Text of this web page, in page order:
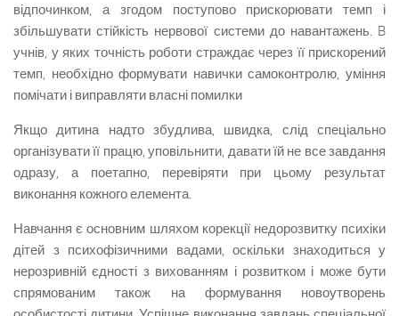
відпочинком, а згодом поступово прискорювати темп і
збільшувати стійкість нервової системи до навантажень. B
учнів, у яких точність роботи страждає через її прискорений
темп, необхідно формувати навички самоконтролю, уміння
помічати і виправляти власні помилки
Якщо дитина надто збудлива, швидка, слід спеціально
організувати її працю, уповільнити, давати їй не все завдання
одразу, а поетапно, перевіряти при цьому результат
виконання кожного елемента.
Навчання є основним шляхом корекції недорозвитку психіки
дітей з психофізичними вадами, оскільки знаходиться у
нерозривній єдності з вихованням і розвитком і може бути
спрямованим також на формування новоутворень